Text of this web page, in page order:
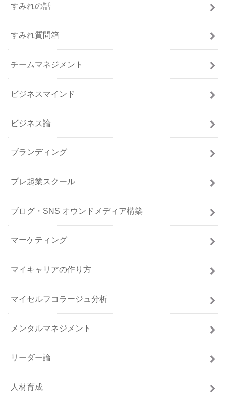
すみれの話
すみれ質問箱
チームマネジメント
ビジネスマインド
ビジネス論
ブランディング
プレ起業スクール
ブログ・SNS オウンドメディア構築
マーケティング
マイキャリアの作り方
マイセルフコラージュ分析
メンタルマネジメント
リーダー論
人材育成